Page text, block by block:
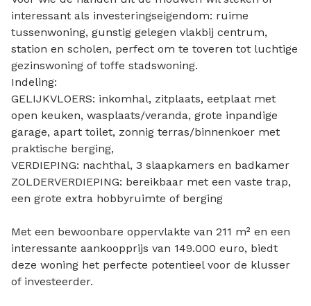
interessant als investeringseigendom: ruime
tussenwoning, gunstig gelegen vlakbij centrum,
station en scholen, perfect om te toveren tot luchtige
gezinswoning of toffe stadswoning.
Indeling:
GELIJKVLOERS: inkomhal, zitplaats, eetplaat met
open keuken, wasplaats/veranda, grote inpandige
garage, apart toilet, zonnig terras/binnenkoer met
praktische berging,
VERDIEPING: nachthal, 3 slaapkamers en badkamer
ZOLDERVERDIEPING: bereikbaar met een vaste trap,
een grote extra hobbyruimte of berging
Met een bewoonbare oppervlakte van 211 m² en een
interessante aankoopprijs van 149.000 euro, biedt
deze woning het perfecte potentieel voor de klusser
of investeerder.